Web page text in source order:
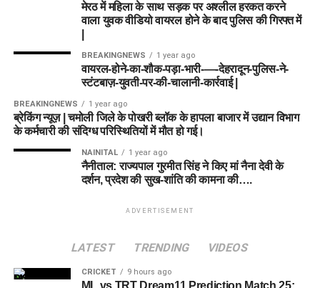
मेरठ में महिला के साथ सड़क पर अश्लील हरकत करने
वाला युवक वीडियो वायरल होने के बाद पुलिस की गिरफ्त में
BREAKINGNEWS 1 year ago
वायरल-होने-का-शौक-पड़ा-भारी-—-देहरादून-पुलिस-ने-
स्टंटबाज़-युवती-पर-की-चालानी-कार्रवाई |
BREAKINGNEWS 1 year ago
ब्रेकिंग न्यूज़ | चमोली जिले के पोखरी ब्लॉक के हापला बाजार में उद्यान विभाग
के कर्मचारी की संदिग्ध परिस्थितियों में मौत हो गई।
NAINITAL 1 year ago
नैनीताल: राज्यपाल गुरमीत सिंह ने किए मां नैना देवी के
दर्शन, प्रदेश की सुख-शांति की कामना की….
ADVERTISEMENT
LATEST TRENDING VIDEOS
CRICKET 9 hours ago
ML vs TRT Dream11 Prediction Match 25: